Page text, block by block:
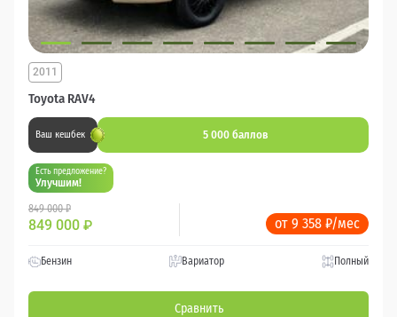
Toyota RAV4
2011
Ваш кешбек 5 000 баллов
Есть предложение?
Улучшим!
849 000 ₽
849 000 ₽ от 9 358 ₽/мес
Бензин Вариатор Полный
Сравнить